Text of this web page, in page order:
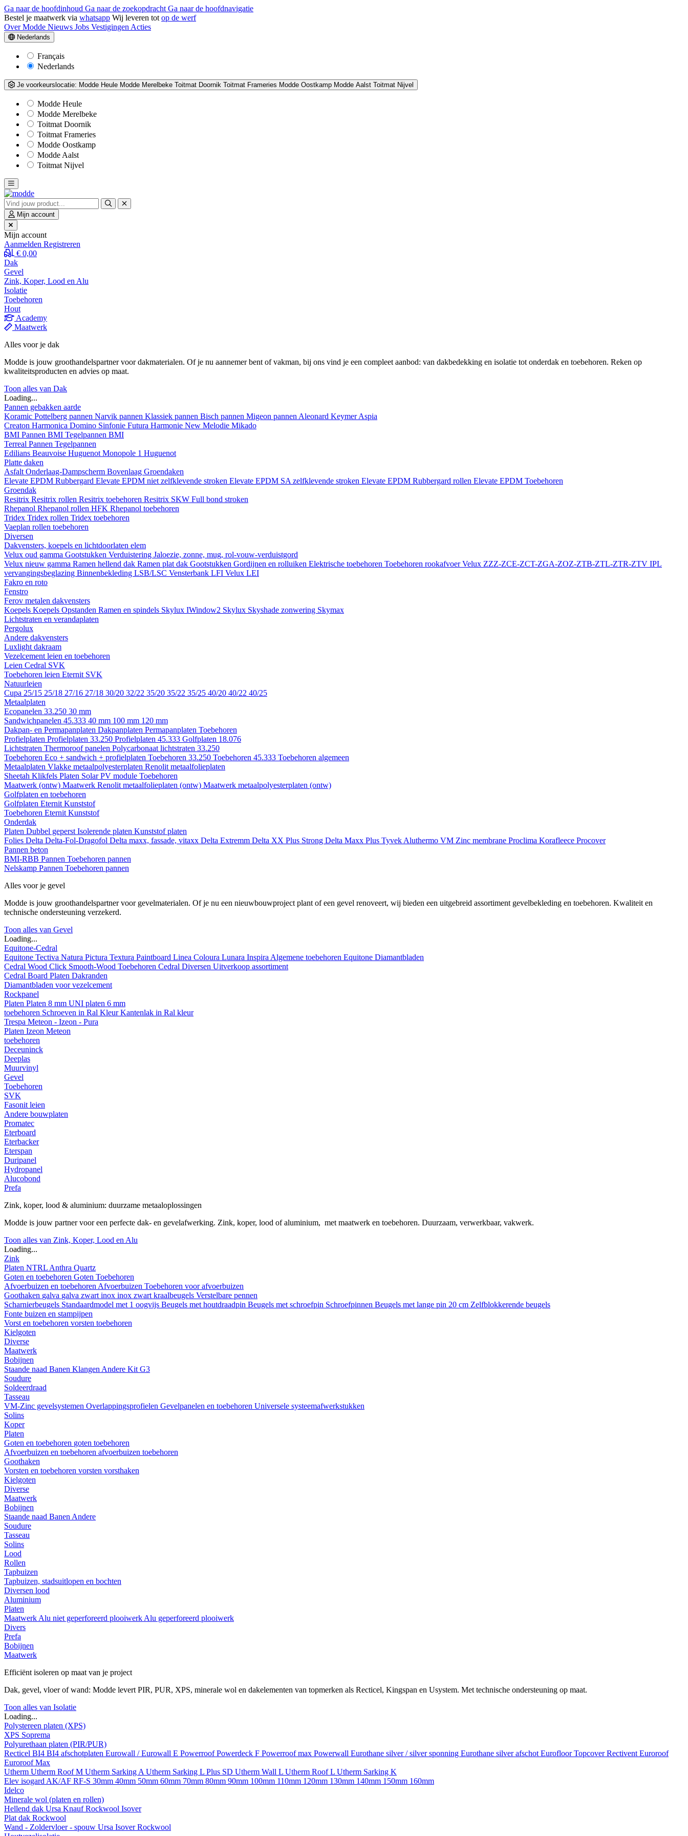
Ga naar de hoofdinhoud Ga naar de zoekopdracht Ga naar de hoofdnavigatie
Bestel je maatwerk via whatsapp Wij leveren tot op de werf
Over Modde Nieuws Jobs Vestigingen Acties
Nederlands
Français
Nederlands
Je voorkeurslocatie: Modde Heule Modde Merelbeke Toitmat Doornik Toitmat Frameries Modde Oostkamp Modde Aalst Toitmat Nijvel
Modde Heule
Modde Merelbeke
Toitmat Doornik
Toitmat Frameries
Modde Oostkamp
Modde Aalst
Toitmat Nijvel
Mijn account
Mijn account
Aanmelden Registreren
€ 0,00
Dak
Gevel
Zink, Koper, Lood en Alu
Isolatie
Toebehoren
Hout
Academy
Maatwerk
Alles voor je dak
Modde is jouw groothandelspartner voor dakmaterialen. Of je nu aannemer bent of vakman, bij ons vind je een compleet aanbod: van dakbedekking en isolatie tot onderdak en toebehoren. Reken op
kwaliteitsproducten en advies op maat.
Toon alles van Dak
Loading...
Pannen gebakken aarde
Koramic Pottelberg pannen Narvik pannen Klassiek pannen Bisch pannen Migeon pannen Aleonard KeymerAspia
Creaton Harmonica Domino Sinfonie Futura Harmonie New Melodie Mikado
BMI Pannen BMI Tegelpannen BMI
Terreal Pannen Tegelpannen
Edilians Beauvoise Huguenot Monopole 1 Huguenot
Platte daken
Asfalt Onderlaag-Dampscherm Bovenlaag Groendaken
Elevate EPDM Rubbergard Elevate EPDM niet zelfklevende stroken Elevate EPDM SA zelfklevende stroken Elevate EPDM Rubbergard rollen Elevate EPDM Toebehoren
Groendak
Resitrix Resitrix rollen Resitrix toebehoren Resitrix SKW Full bond stroken
Rhepanol Rhepanol rollen HFK Rhepanol toebehoren
Tridex Tridex rollen Tridex toebehoren
Vaeplan rollen toebehoren
Diversen
Dakvensters, koepels en lichtdoorlaten elem
Velux oud gamma Gootstukken Verduistering Jaloezie, zonne, mug, rol-vouw-verduistgord
Velux nieuw gamma Ramen hellend dak Ramen plat dak Gootstukken Gordijnen en rolluiken Elektrische toebehoren Toebehoren rookafvoerVelux ZZZ-ZCE-ZCT-ZGA-ZOZ-ZTB-ZTL-ZTR-ZTV IPL
vervangingsbeglazing Binnenbekleding LSB/LSC Vensterbank LFI Velux LEI
Fakro en roto
Fenstro
Ferov metalen dakvensters
Koepels Koepels Opstanden Ramen en spindels Skylux IWindow2 Skylux Skyshade zonwering Skymax
Lichtstraten en verandaplaten
Pergolux
Andere dakvensters
Luxlight dakraam
Vezelcement leien en toebehoren
Leien Cedral SVK
Toebehoren leien Eternit SVK
Natuurleien
Cupa 25/15 25/18 27/16 27/18 30/20 32/22 35/20 35/22 35/25 40/20 40/22 40/25
Metaalplaten
Ecopanelen 33.250 30 mm
Sandwichpanelen 45.333 40 mm 100 mm 120 mm
Dakpan- en Permapanplaten Dakpanplaten Permapanplaten Toebehoren
Profielplaten Profielplaten 33.250 Profielplaten 45.333 Golfplaten 18.076
Lichtstraten Thermoroof panelen Polycarbonaat lichtstraten 33.250
Toebehoren Eco + sandwich + profielplaten Toebehoren 33.250 Toebehoren 45.333 Toebehoren algemeen
Metaalplaten Vlakke metaalpolyesterplaten Renolit metaalfolieplaten
Sheetah Klikfels Platen Solar PV module Toebehoren
Maatwerk (ontw) Maatwerk Renolit metaalfolieplaten (ontw) Maatwerk metaalpolyesterplaten (ontw)
Golfplaten en toebehoren
Golfplaten Eternit Kunststof
Toebehoren Eternit Kunststof
Onderdak
Platen Dubbel geperst Isolerende platen Kunststof platen
Folies Delta Delta-Fol-Dragofol Delta maxx, fassade, vitaxx Delta Extremm Delta XX Plus Strong Delta Maxx Plus Tyvek Aluthermo VM Zinc membrane Proclima Korafleece Procover
Pannen beton
BMI-RBB Pannen Toebehoren pannen
Nelskamp Pannen Toebehoren pannen
Alles voor je gevel
Modde is jouw groothandelspartner voor gevelmaterialen. Of je nu een nieuwbouwproject plant of een gevel renoveert, wij bieden een uitgebreid assortiment gevelbekleding en toebehoren. Kwaliteit en
technische ondersteuning verzekerd.
Toon alles van Gevel
Loading...
Equitone-Cedral
Equitone Tectiva Natura Pictura Textura Paintboard Linea Coloura Lunara Inspira Algemene toebehoren Equitone Diamantbladen
Cedral Wood Click Smooth-Wood Toebehoren Cedral Diversen Uitverkoop assortiment
Cedral Board Platen Dakranden
Diamantbladen voor vezelcement
Rockpanel
Platen Platen 8 mm UNI platen 6 mm
toebehoren Schroeven in Ral KleurKantenlak in Ral kleur
Trespa Meteon - Izeon - Pura
Platen Izeon Meteon
toebehoren
Deceuninck
Deeplas
Muurvinyl
Gevel
Toebehoren
SVK
Fasonit leien
Andere bouwplaten
Promatec
Eterboard
Eterbacker
Eterspan
Duripanel
Hydropanel
Alucobond
Prefa
Zink, koper, lood & aluminium: duurzame metaaloplossingen
Modde is jouw partner voor een perfecte dak- en gevelafwerking. Zink, koper, lood of aluminium, met maatwerk en toebehoren. Duurzaam, verwerkbaar, vakwerk.
Toon alles van Zink, Koper, Lood en Alu
Loading...
Zink
Platen NTRL Anthra Quartz
Goten en toebehoren Goten Toebehoren
Afvoerbuizen en toebehoren Afvoerbuizen Toebehoren voor afvoerbuizen
Goothaken galva galva zwart inox inox zwart kraalbeugels Verstelbare pennen
Scharnierbeugels Standaardmodel met 1 oogvijs Beugels met houtdraadpin Beugels met schroefpin Schroefpinnen Beugels met lange pin 20 cm Zelfblokkerende beugels
Fonte buizen en stampijpen
Vorst en toebehoren vorsten toebehoren
Kielgoten
Diverse
Maatwerk
Bobijnen
Staande naad Banen Klangen Andere Kit G3
Soudure
Soldeerdraad
Tasseau
VM-Zinc gevelsystemen Overlappingsprofielen Gevelpanelen en toebehoren Universele systeemafwerkstukken
Solins
Koper
Platen
Goten en toebehoren goten toebehoren
Afvoerbuizen en toebehoren afvoerbuizen toebehoren
Goothaken
Vorsten en toebehoren vorsten vorsthaken
Kielgoten
Diverse
Maatwerk
Bobijnen
Staande naad Banen Andere
Soudure
Tasseau
Solins
Lood
Rollen
Tapbuizen
Tapbuizen, stadsuitlopen en bochten
Diversen lood
Aluminium
Platen
Maatwerk Alu niet geperforeerd plooiwerk Alu geperforeerd plooiwerk
Divers
Prefa
Bobijnen
Maatwerk
Efficiënt isoleren op maat van je project
Dak, gevel, vloer of wand: Modde levert PIR, PUR, XPS, minerale wol en dakelementen van topmerken als Recticel, Kingspan en Usystem. Met technische ondersteuning op maat.
Toon alles van Isolatie
Loading...
Polystereen platen (XPS)
XPS Soprema
Polyurethaan platen (PIR/PUR)
Recticel BI4 BI4 afschotplaten Eurowall / Eurowall E PowerroofPowerdeck F Powerroof max Powerwall Eurothane silver / silver sponning Eurothane silver afschot EurofloorTopcoverRectivent Euroroof
Euroroof Max
Utherm Utherm Roof M Utherm Sarking A Utherm Sarking L Plus SD Utherm Wall L Utherm Roof L Utherm Sarking K
Elev isogard AK/AF RF-S 30mm 40mm 50mm 60mm 70mm 80mm 90mm 100mm 110mm 120mm 130mm 140mm 150mm 160mm
Idelco
Minerale wol (platen en rollen)
Hellend dak Ursa KnaufRockwool Isover
Plat dak Rockwool
Wand - Zoldervloer - spouw Ursa IsoverRockwool